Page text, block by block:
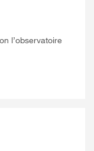
l’observatoire